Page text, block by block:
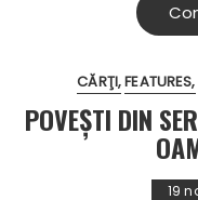
CĂRŢI FEATURES
POVEŞTI DIN
19